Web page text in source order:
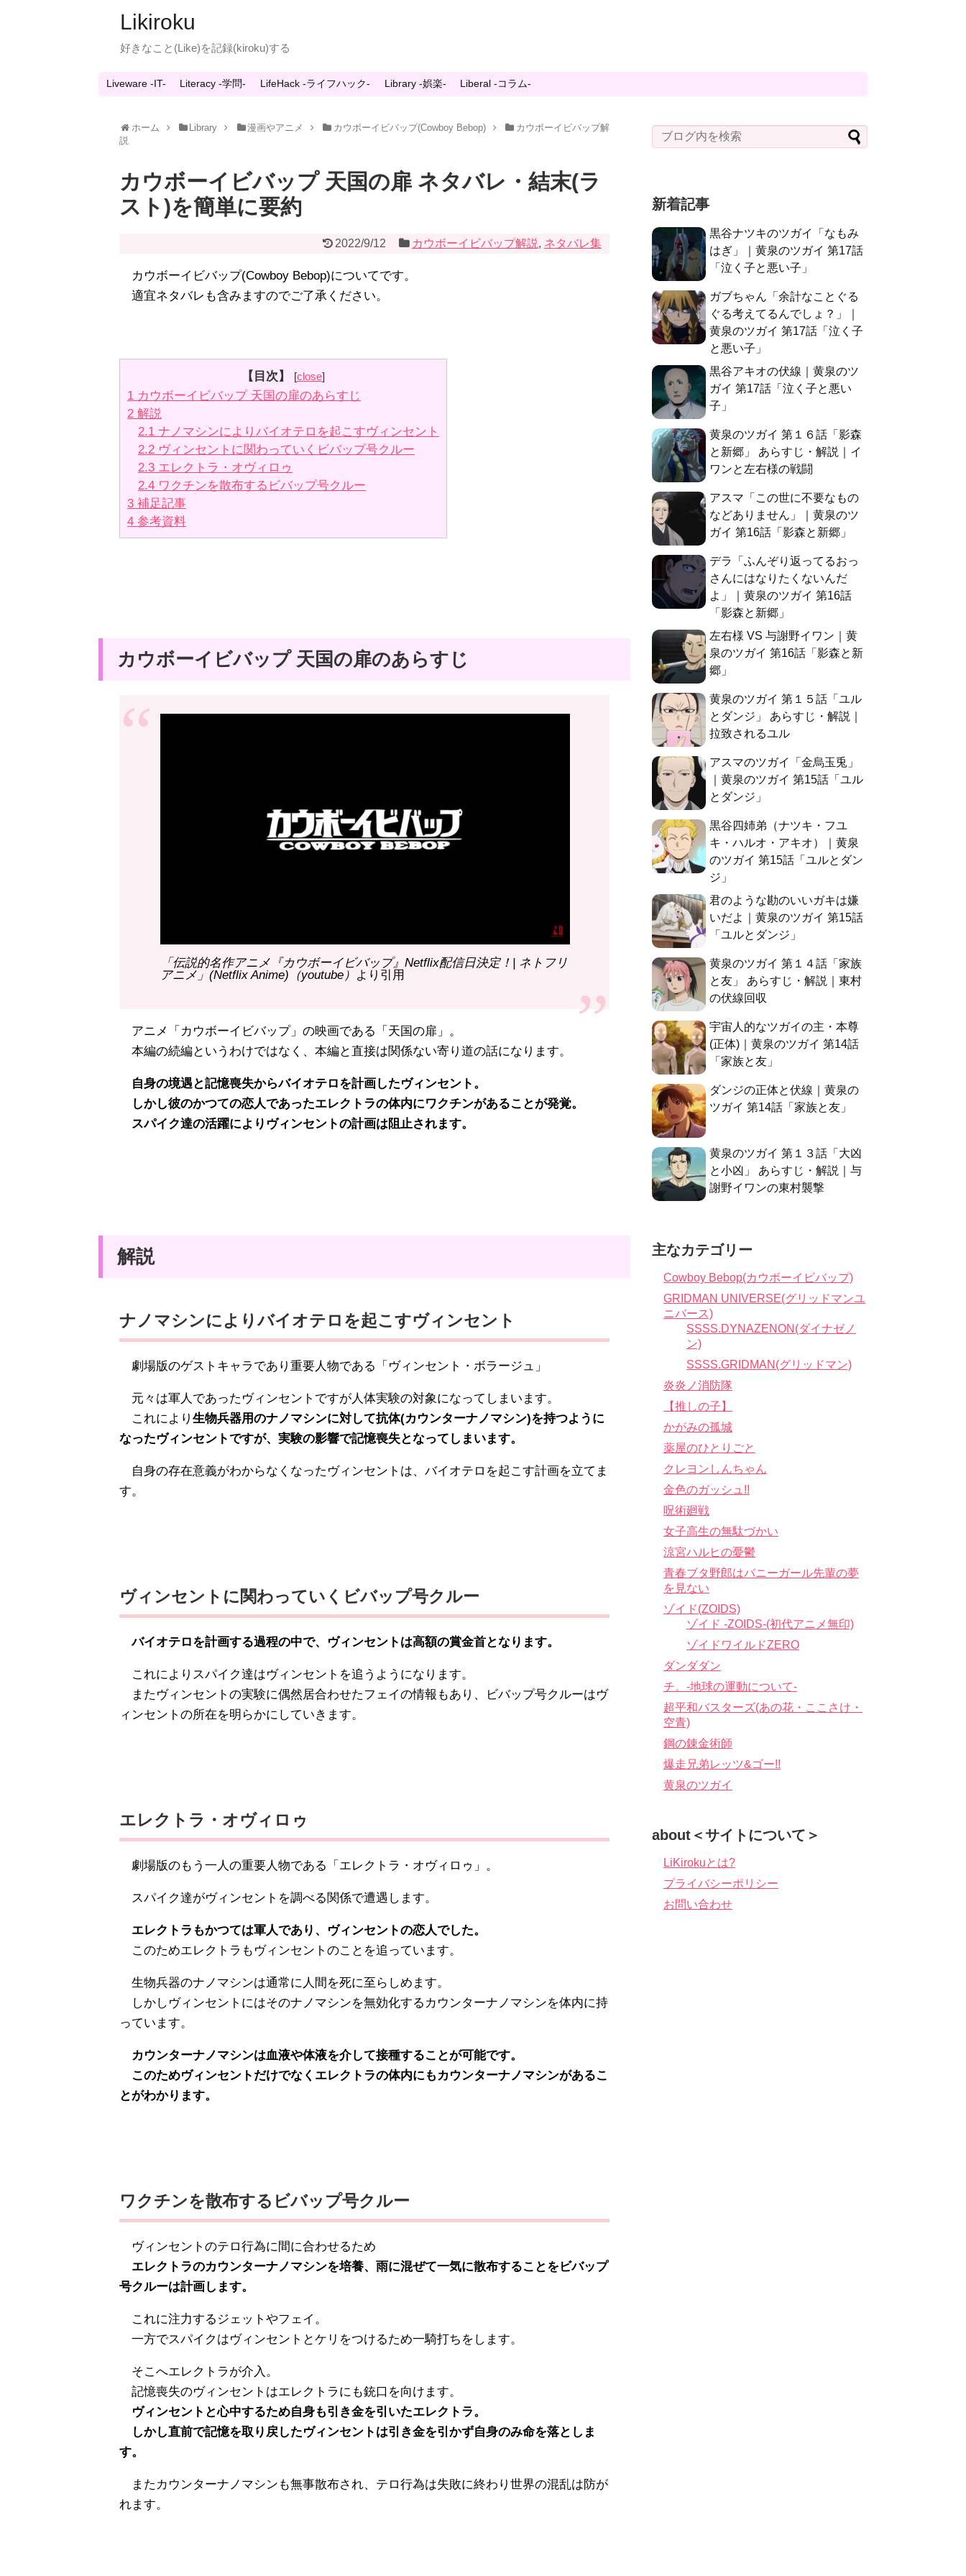
Likiroku
好きなこと(Like)を記録(kiroku)する
Liveware -IT- Literacy -学問- LifeHack -ライフハック- Library -娯楽- Liberal -コラム-
ホーム Library 漫画やアニメ カウボーイビバップ(Cowboy Bebop)
カウボーイビバップ解
説
カウボーイビバップ 天国の扉 ネタバレ・結末(ラ
スト)を簡単に要約
2022/9/12 カウボーイビバップ解説, ネタバレ集
カウボーイビバップ(Cowboy Bebop)についてです。
適宜ネタバレも含みますのでご了承ください。
【目次】 [close]
1 カウボーイビバップ 天国の扉のあらすじ
2 解説
2.1 ナノマシンによりバイオテロを起こすヴィンセント
2.2 ヴィンセントに関わっていくビバップ号クルー
2.3 エレクトラ・オヴィロゥ
2.4 ワクチンを散布するビバップ号クルー
3 補足記事
4 参考資料
カウボーイビバップ 天国の扉のあらすじ
「伝説的名作アニメ『カウボーイビバップ』Netflix配信日決定！| ネトフリ
アニメ」(Netflix Anime)（youtube） より引用
アニメ「カウボーイビバップ」の映画である「天国の扉」。
本編の続編というわけではなく、本編と直接は関係ない寄り道の話になります。
自身の境遇と記憶喪失からバイオテロを計画したヴィンセント。
しかし彼のかつての恋人であったエレクトラの体内にワクチンがあることが発覚。
スパイク達の活躍によりヴィンセントの計画は阻止されます。
解説
ナノマシンによりバイオテロを起こすヴィンセント
劇場版のゲストキャラであり重要人物である「ヴィンセント・ボラージュ」
元々は軍人であったヴィンセントですが人体実験の対象になってしまいます。
これにより 生物兵器用のナノマシンに対して抗体(カウンターナノマシン)を持つように
なったヴィンセントですが、実験の影響で記憶喪失となってしまいます。
自身の存在意義がわからなくなったヴィンセントは、バイオテロを起こす計画を立てま
す。
ヴィンセントに関わっていくビバップ号クルー
バイオテロを計画する過程の中で、ヴィンセントは高額の賞金首となります。
これによりスパイク達はヴィンセントを追うようになります。
またヴィンセントの実験に偶然居合わせたフェイの情報もあり、ビバップ号クルーはヴ
ィンセントの所在を明らかにしていきます。
エレクトラ・オヴィロゥ
劇場版のもう一人の重要人物である「エレクトラ・オヴィロゥ」。
スパイク達がヴィンセントを調べる関係で遭遇します。
エレクトラもかつては軍人であり、ヴィンセントの恋人でした。
このためエレクトラもヴィンセントのことを追っています。
生物兵器のナノマシンは通常に人間を死に至らしめます。
しかしヴィンセントにはそのナノマシンを無効化するカウンターナノマシンを体内に持
っています。
カウンターナノマシンは血液や体液を介して接種することが可能です。
このためヴィンセントだけでなくエレクトラの体内にもカウンターナノマシンがあるこ
とがわかります。
ワクチンを散布するビバップ号クルー
ヴィンセントのテロ行為に間に合わせるため
エレクトラのカウンターナノマシンを培養、雨に混ぜて一気に散布することをビバップ
号クルーは計画します。
これに注力するジェットやフェイ。
一方でスパイクはヴィンセントとケリをつけるため一騎打ちをします。
そこへエレクトラが介入。
記憶喪失のヴィンセントはエレクトラにも銃口を向けます。
ヴィンセントと心中するため自身も引き金を引いたエレクトラ。
しかし直前で記憶を取り戻したヴィンセントは引き金を引かず自身のみ命を落としま
す。
またカウンターナノマシンも無事散布され、テロ行為は失敗に終わり世界の混乱は防が
れます。
新着記事
黒谷ナツキのツガイ「なもみ
はぎ」｜黄泉のツガイ 第17話
「泣く子と悪い子」
ガブちゃん「余計なことぐる
ぐる考えてるんでしょ？」｜
黄泉のツガイ 第17話「泣く子
と悪い子」
黒谷アキオの伏線｜黄泉のツ
ガイ 第17話「泣く子と悪い
子」
黄泉のツガイ 第１６話「影森
と新郷」 あらすじ・解説｜イ
ワンと左右様の戦闘
アスマ「この世に不要なもの
などありません」｜黄泉のツ
ガイ 第16話「影森と新郷」
デラ「ふんぞり返ってるおっ
さんにはなりたくないんだ
よ」｜黄泉のツガイ 第16話
「影森と新郷」
左右様 VS 与謝野イワン｜黄
泉のツガイ 第16話「影森と新
郷」
黄泉のツガイ 第１５話「ユル
とダンジ」 あらすじ・解説｜
拉致されるユル
アスマのツガイ「金烏玉兎」
｜黄泉のツガイ 第15話「ユル
とダンジ」
黒谷四姉弟（ナツキ・フユ
キ・ハルオ・アキオ）｜黄泉
のツガイ 第15話「ユルとダン
ジ」
君のような勘のいいガキは嫌
いだよ｜黄泉のツガイ 第15話
「ユルとダンジ」
黄泉のツガイ 第１４話「家族
と友」 あらすじ・解説｜東村
の伏線回収
宇宙人的なツガイの主・本尊
(正体)｜黄泉のツガイ 第14話
「家族と友」
ダンジの正体と伏線｜黄泉の
ツガイ 第14話「家族と友」
黄泉のツガイ 第１３話「大凶
と小凶」 あらすじ・解説｜与
謝野イワンの東村襲撃
主なカテゴリー
Cowboy Bebop(カウボーイビバップ)
GRIDMAN UNIVERSE(グリッドマンユ
ニバース)
SSSS.DYNAZENON(ダイナゼノ
ン)
SSSS.GRIDMAN(グリッドマン)
炎炎ノ消防隊
【推しの子】
かがみの孤城
薬屋のひとりごと
クレヨンしんちゃん
金色のガッシュ!!
呪術廻戦
女子高生の無駄づかい
涼宮ハルヒの憂鬱
青春ブタ野郎はバニーガール先輩の夢
を見ない
ゾイド(ZOIDS)
ゾイド -ZOIDS-(初代アニメ無印)
ゾイドワイルドZERO
ダンダダン
チ。-地球の運動について-
超平和バスターズ(あの花・ここさけ・
空青)
鋼の錬金術師
爆走兄弟レッツ&ゴー!!
黄泉のツガイ
about＜サイトについて＞
LiKirokuとは?
プライバシーポリシー
お問い合わせ